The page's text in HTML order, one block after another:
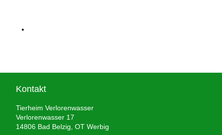
Kontakt
Tierheim Verlorenwasser
Verlorenwasser 17
14806 Bad Belzig, OT Werbig